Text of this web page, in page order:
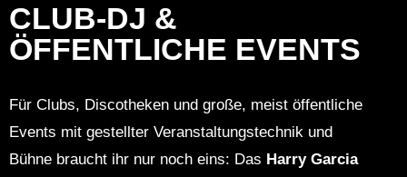
CLUB-DJ &
ÖFFENTLICHE EVENTS
Für Clubs, Discotheken und große, meist öffentliche
Events mit gestellter Veranstaltungstechnik und
Bühne braucht ihr nur noch eins: Das Harry Garcia